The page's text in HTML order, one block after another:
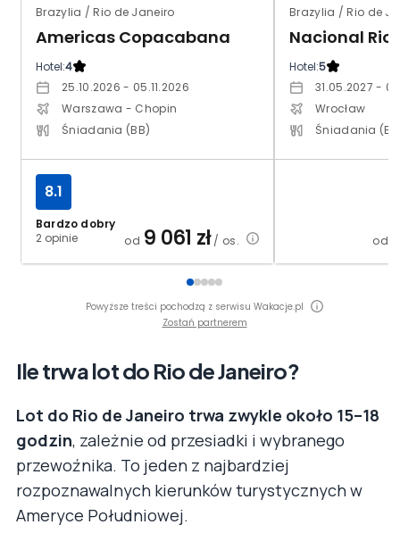
Brazylia / Rio de Janeiro
Americas Copacabana
Hotel:4
25.10.2026 - 05.11.2026
Warszawa - Chopin
Śniadania (BB)
Bardzo dobry
2 opinie
8.1
od 9 061 zł/ os.
Brazylia / Rio de
Hotel:5
31.05.2027 -
Wrocław
Śniadania
od
Powyższe treści pochodzą z serwisu Wakacje.pl
Zostań partnerem
Ile trwa lot do Rio de Janeiro?
Lot do Rio de Janeiro trwa zwykle około 15–18
godzin, zależnie od przesiadki i wybranego
przewoźnika. To jeden z najbardziej
rozpoznawalnych kierunków turystycznych w
Ameryce Południowej.